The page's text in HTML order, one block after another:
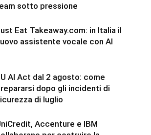
sotto pressione
Eat Takeaway.com: in Italia il
assistente vocale con AI
AI Act dal 2 agosto: come
dopo gli incidenti di
di luglio
Accenture e IBM